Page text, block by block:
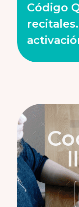
Código